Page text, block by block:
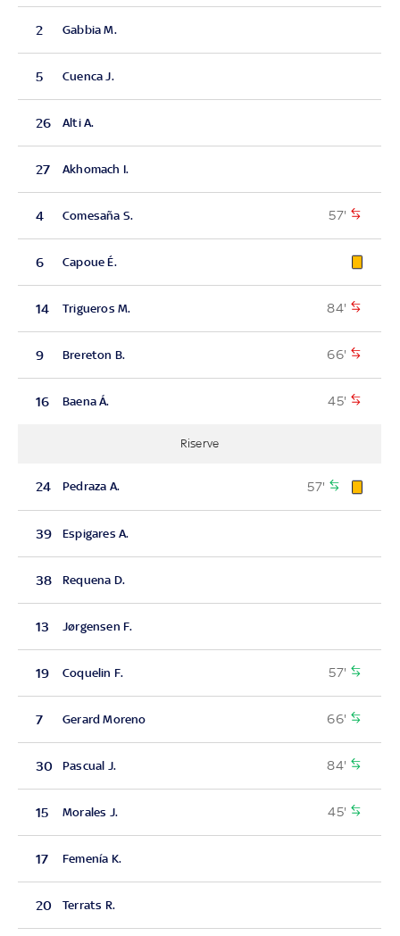
2 Gabbia M.
5 Cuenca J.
26 Alti A.
27 Akhomach I.
4 Comesaña S. 57'
6 Capoue É.
14 Trigueros M. 84'
9 Brereton B. 66'
16 Baena Á. 45'
Riserve
24 Pedraza A. 57'
39 Espigares A.
38 Requena D.
13 Jørgensen F.
19 Coquelin F. 57'
7 Gerard Moreno 66'
30 Pascual J. 84'
15 Morales J. 45'
17 Femenía K.
20 Terrats R.